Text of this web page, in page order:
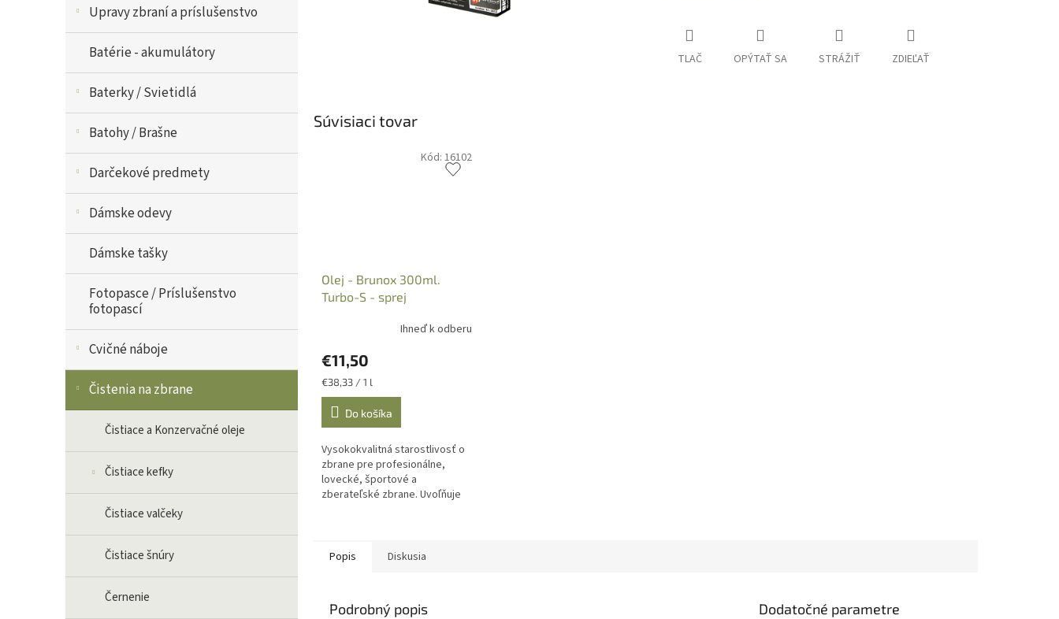
Upravy zbraní a príslušenstvo
Batérie - akumulátory
Baterky / Svietidlá
Batohy / Brašne
Darčekové predmety
Dámske odevy
Dámske tašky
Fotopasce / Príslušenstvo
fotopascí
Cvičné náboje
Čistenia na zbrane
Čistiace a Konzervačné oleje
Čistiace kefky
Čistiace valčeky
Čistiace šnúry
Černenie
TLAČ OPÝTAŤ SA STRÁŽIŤ ZDIEĽAŤ
Súvisiaci tovar
Olej - Brunox 300ml.
Turbo-S - sprej
Ihneď k odberu
€11,50
Jednotková
cena:
€38,33 / 1 l
Do košíka
Vysokokvalitná starostlivosť o
zbrane pre profesionálne,
lovecké, športové a
zberateľské zbrane. Uvoľňuje
Kód: 16102
Popis Diskusia
Podrobný popis Dodatočné parametre